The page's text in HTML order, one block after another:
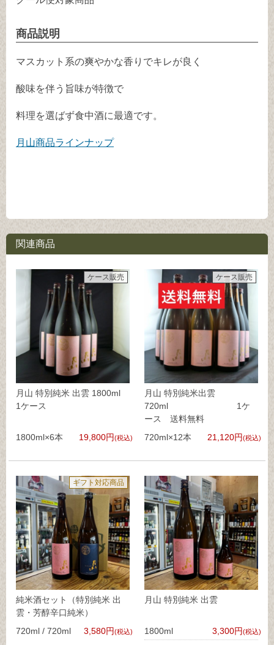
商品説明
マスカット系の爽やかな香りでキレが良く
酸味を伴う旨味が特徴で
料理を選ばず食中酒に最適です。
月山商品ラインナップ
関連商品
月山 特別純米 出雲 1800ml
1ケース
ケース販売
1800ml×6本 19,800円(税込)
月山 特別純米出雲
720ml 1ケ
ース 送料無料
ケース販売
720ml×12本 21,120円(税込)
純米酒セット（特別純米 出
雲・芳醇辛口純米）
ギフト対応商品
720ml / 720ml 3,580円(税込)
月山 特別純米 出雲
1800ml 3,300円(税込)